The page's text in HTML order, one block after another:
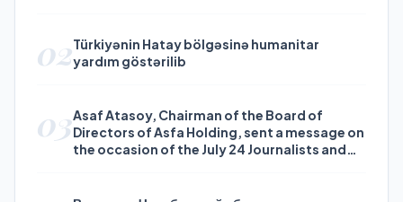
02Türkiyənin Hatay bölgəsinə humanitar
yardım göstərilib
03Asaf Atasoy, Chairman of the Board of
Directors of Asfa Holding, sent a message on
the occasion of the July 24 Journalists and